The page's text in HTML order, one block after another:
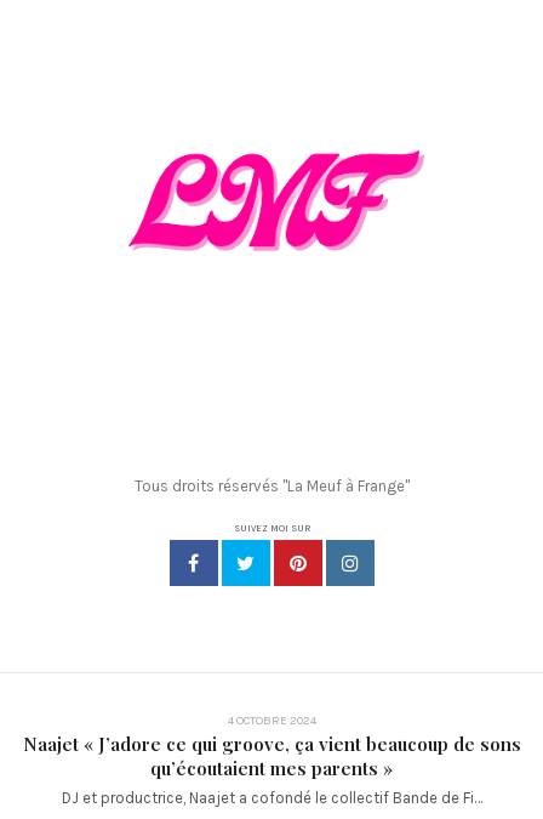
Tous droits réservés "La Meuf à Frange"
SUIVEZ MOI SUR
4 OCTOBRE 2024
Naajet « J’adore ce qui groove, ça vient beaucoup de sons
qu’écoutaient mes parents »
DJ et productrice, Naajet a cofondé le collectif Bande de Fi…